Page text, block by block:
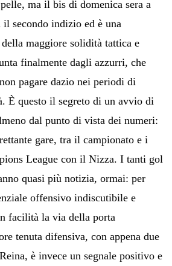
ma il bis di domenica sera a
il secondo indizio ed è una
maggiore solidità tattica e
finalmente dagli azzurri, che
pagare dazio nei periodi di
È questo il segreto di un avvio di
dal punto di vista dei numeri:
gare, tra il campionato e i
League con il Nizza. I tanti gol
quasi più notizia, ormai: per
offensivo indiscutibile e
facilità la via della porta
tenuta difensiva, con appena due
è invece un segnale positivo e